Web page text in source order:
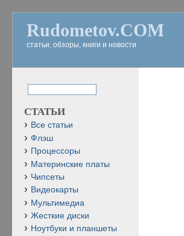
Rudometov.COM
статьи, обзоры, книги и новости
СТАТЬИ
Все статьи
Флэш
Процессоры
Материнские платы
Чипсеты
Видеокарты
Мультимедиа
Жесткие диски
Ноутбуки и планшеты